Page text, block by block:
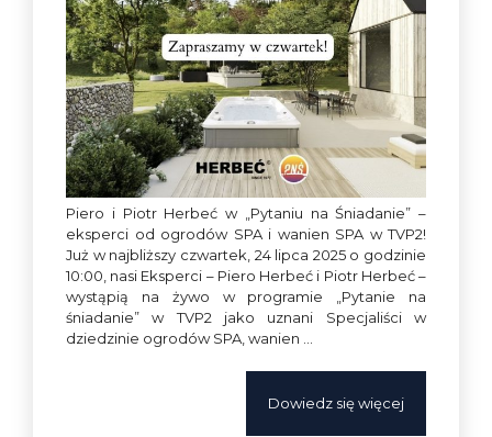
Piero i Piotr Herbeć w „Pytaniu na Śniadanie” –
eksperci od ogrodów SPA i wanien SPA w TVP2!
Już w najbliższy czwartek, 24 lipca 2025 o godzinie
10:00, nasi Eksperci – Piero Herbeć i Piotr Herbeć –
wystąpią na żywo w programie „Pytanie na
śniadanie” w TVP2 jako uznani Specjaliści w
dziedzinie ogrodów SPA, wanien …
Dowiedz się więcej